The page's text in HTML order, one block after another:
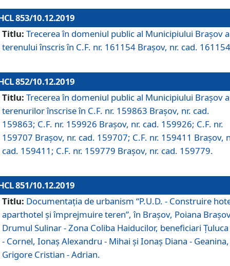
853/10.12.2019
Titlu: Trecerea în domeniul public al Municipiului Braşov a
terenului înscris în C.F. nr. 161154 Brașov, nr. cad.
852/10.12.2019
Titlu: Trecerea în domeniul public al Municipiului Braşov a
terenurilor înscrise în C.F. nr. 159863 Brașov, nr. cad.
159863; C.F. nr. 159926 Brașov, nr. cad. 159926; C.F. nr.
159707 Brașov, nr. cad. 159707; C.F. nr. 159411 Brașov,
cad. 159411; C.F. nr. 159779 Brașov, nr. cad. 159779.
851/10.12.2019
Titlu: Documentaţia de urbanism “P.U.D. - Construire
aparthotel şi împrejmuire teren”, în Braşov, Poiana
Drumul Sulinar - Zona Coliba Haiducilor, beneficiari
- Cornel, Ionaş Alexandru - Mihai şi Ionaş Diana - Geanina,
Grigore Cristian - Adrian.